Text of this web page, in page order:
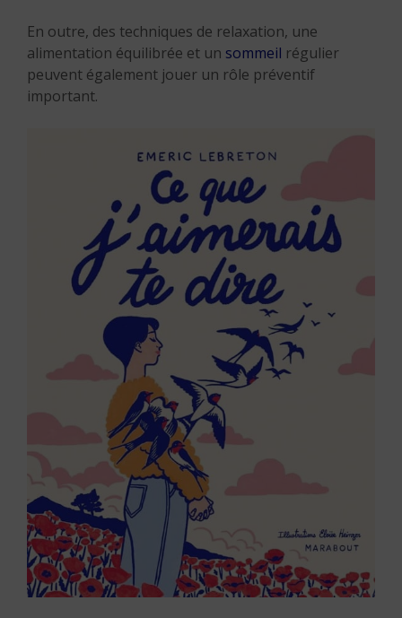
En outre, des techniques de relaxation, une
alimentation équilibrée et un sommeil régulier
peuvent également jouer un rôle préventif
important.